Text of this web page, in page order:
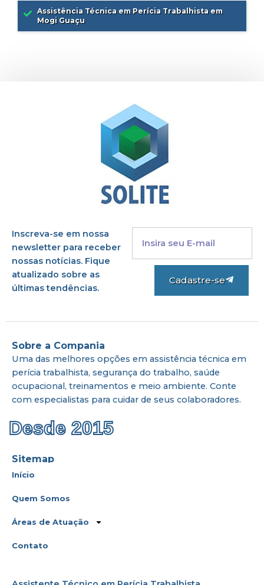
Assistência Técnica em Perícia Trabalhista em
Mogi Guaçu
Inscreva-se em nossa
newsletter para receber
nossas notícias. Fique
atualizado sobre as
últimas tendências.
Cadastre-se
Sobre a Compania
Uma das melhores opções em assistência técnica em
perícia trabalhista, segurança do trabalho, saúde
ocupacional, treinamentos e meio ambiente. Conte
com especialistas para cuidar de seus colaboradores.
Desde 2015
Sitemap
Início
Quem Somos
Áreas de Atuação
Contato